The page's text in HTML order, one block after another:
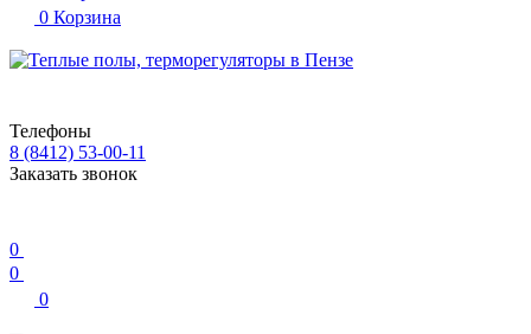
0 Корзина
Телефоны
8 (8412) 53-00-11
Заказать звонок
0
0
0